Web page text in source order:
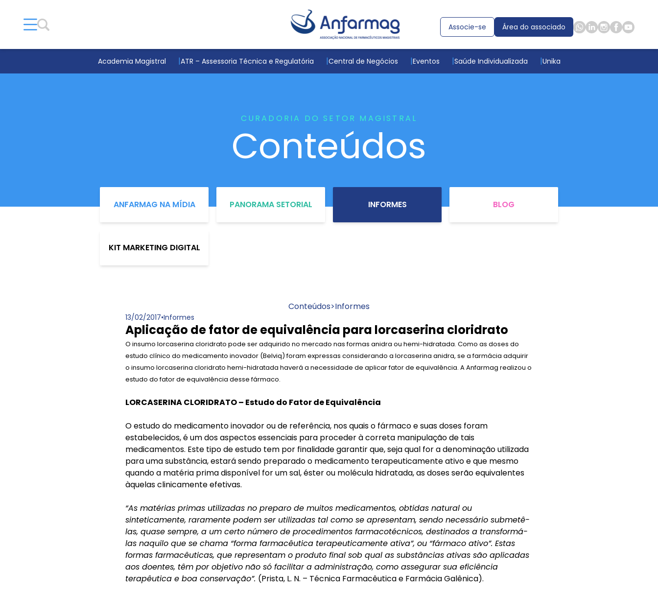
Associe-se Área do associado
Academia Magistral ATR – Assessoria Técnica e Regulatória Central de Negócios Eventos Saúde Individualizada Unika
CURADORIA DO SETOR MAGISTRAL
Conteúdos
ANFARMAG NA MÍDIA PANORAMA SETORIAL INFORMES BLOG
KIT MARKETING DIGITAL
Conteúdos>Informes
13/02/2017•Informes
Aplicação de fator de equivalência para lorcaserina cloridrato
O insumo lorcaserina cloridrato pode ser adquirido no mercado nas formas anidra ou hemi-hidratada. Como as doses do
estudo clínico do medicamento inovador (Belviq) foram expressas considerando a lorcaserina anidra, se a farmácia adquirir
o insumo lorcaserina cloridrato hemi-hidratada haverá a necessidade de aplicar fator de equivalência. A Anfarmag realizou o
estudo do fator de equivalência desse fármaco.
LORCASERINA CLORIDRATO – Estudo do Fator de Equivalência
O estudo do medicamento inovador ou de referência, nos quais o fármaco e suas doses foram
estabelecidos, é um dos aspectos essenciais para proceder à correta manipulação de tais
medicamentos. Este tipo de estudo tem por finalidade garantir que, seja qual for a denominação utilizada
para uma substância, estará sendo preparado o medicamento terapeuticamente ativo e que mesmo
quando a matéria prima disponível for um sal, éster ou molécula hidratada, as doses serão equivalentes
àquelas clinicamente efetivas.
“As matérias primas utilizadas no preparo de muitos medicamentos, obtidas natural ou
sinteticamente, raramente podem ser utilizadas tal como se apresentam, sendo necessário submetê-
las, quase sempre, a um certo número de procedimentos farmacotécnicos, destinados a transformá-
las naquilo que se chama “forma farmacêutica terapeuticamente ativa”, ou “fármaco ativo”. Estas
formas farmacêuticas, que representam o produto final sob qual as substâncias ativas são aplicadas
aos doentes, têm por objetivo não só facilitar a administração, como assegurar sua eficiência
terapêutica e boa conservação”. (Prista, L. N. – Técnica Farmacêutica e Farmácia Galênica).